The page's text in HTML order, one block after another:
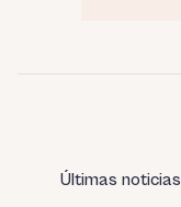
Últimas noticias